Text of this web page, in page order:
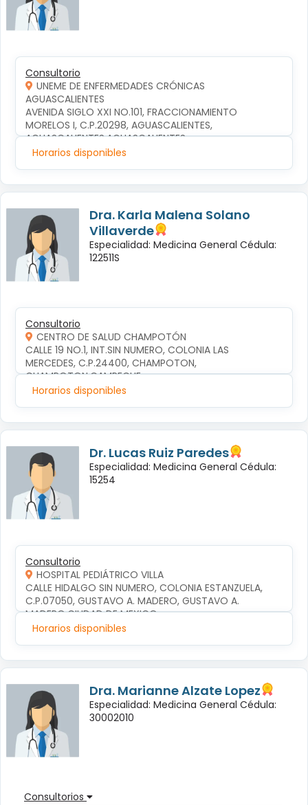
Consultorio
UNEME DE ENFERMEDADES CRÓNICAS
AGUASCALIENTES
AVENIDA SIGLO XXI NO.101, FRACCIONAMIENTO
MORELOS I, C.P.20298, AGUASCALIENTES,
AGUASCALIENTES,AGUASCALIENTES
Horarios disponibles
Dra. Karla Malena Solano
Villaverde
Especialidad: Medicina General Cédula:
122511S
Consultorio
CENTRO DE SALUD CHAMPOTÓN
CALLE 19 NO.1, INT.SIN NUMERO, COLONIA LAS
MERCEDES, C.P.24400, CHAMPOTON,
CHAMPOTON,CAMPECHE
Horarios disponibles
Dr. Lucas Ruiz Paredes
Especialidad: Medicina General Cédula:
15254
Consultorio
HOSPITAL PEDIÁTRICO VILLA
CALLE HIDALGO SIN NUMERO, COLONIA ESTANZUELA,
C.P.07050, GUSTAVO A. MADERO, GUSTAVO A.
MADERO,CIUDAD DE MEXICO
Horarios disponibles
Dra. Marianne Alzate Lopez
Especialidad: Medicina General Cédula:
30002010
Consultorios